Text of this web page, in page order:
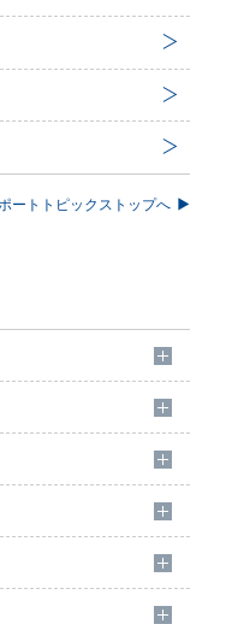
ートトピックストップへ